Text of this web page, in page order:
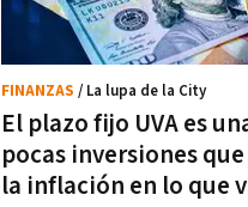
El plazo fijo UVA es
pocas inversiones
la inflación en lo que
FINANZAS / La lupa de la City